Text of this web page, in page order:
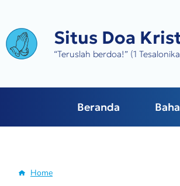
main
content
Situs Doa
“Teruslah berdoa!” (1
Beranda
Home